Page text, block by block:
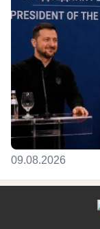
09.08.2026